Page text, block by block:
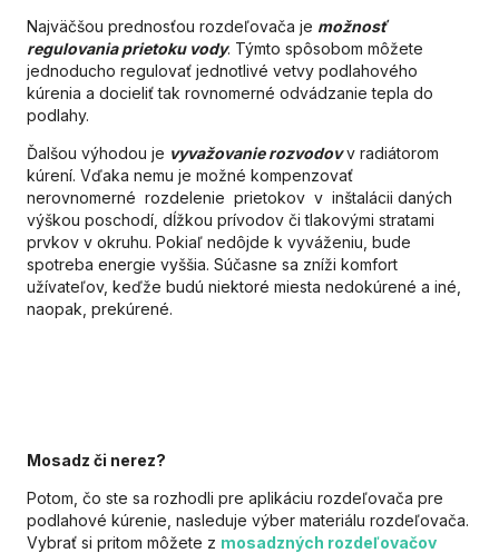
Najväčšou prednosťou rozdeľovača je možnosť
regulovania prietoku vody. Týmto spôsobom môžete
jednoducho regulovať jednotlivé vetvy podlahového
kúrenia a docieliť tak rovnomerné odvádzanie tepla do
podlahy.
Ďalšou výhodou je vyvažovanie rozvodovv radiátorom
kúrení. Vďaka nemu je možné kompenzovať
nerovnomerné rozdelenie prietokov v inštalácii daných
výškou poschodí, dĺžkou prívodov či tlakovými stratami
prvkov v okruhu. Pokiaľ nedôjde k vyváženiu, bude
spotreba energie vyššia. Súčasne sa zníži komfort
užívateľov, keďže budú niektoré miesta nedokúrené a iné,
naopak, prekúrené.
Mosadz či nerez?
Potom, čo ste sa rozhodli pre aplikáciu rozdeľovača pre
podlahové kúrenie, nasleduje výber materiálu rozdeľovača.
Vybrať si pritom môžete z mosadzných rozdeľovačov